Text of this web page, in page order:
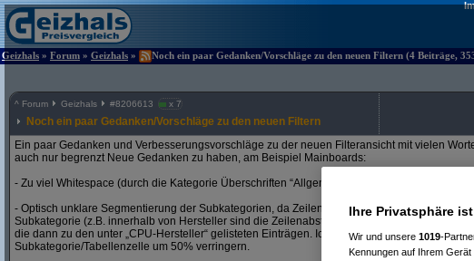
Geizhals » Forum » Geizhals » Noch ein paar Gedanken/Vorschläge zu den neuen Filtern (4 Beiträge,
^ Forum Geizhals #8206613 x 7
Noch ein paar Gedanken/Vorschläge zu den neuen Filtern
Ein paar Gedanken und Verbesserungsvorschläge zu der neuen Filteransicht mit vielen
auch nur begrenzt Neue Gedanken zu haben, am Beispiel Mainboards:
- Zu viel Whitespace (durch die Kategorie Überschriften “Allgemein“, „RAM“, „PCIe“, etc.
- Optisch unklare Segmentierung der Subkategorien, da Zeilenabstand in einer Subkategorie
Subkategorie (z.B. innerhalb von Hersteller sind die Zeilenabstände der dort gelisteten
die dann zu den unter „CPU-Hersteller“ gelisteten Einträgen. Ich würde hier den
Subkategorie/Tabellenzelle um 50% verringern.
Ihre Privatsphäre
Wir und unsere 1019-
Kennungen auf Ihrem